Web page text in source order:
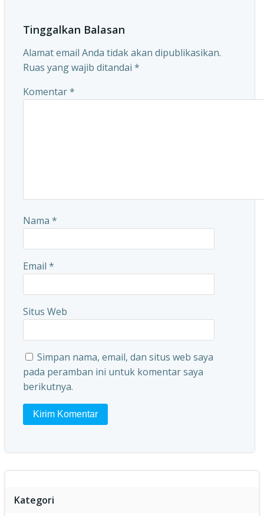
Tinggalkan Balasan
Alamat email Anda tidak akan dipublikasikan.
Ruas yang wajib ditandai *
Komentar*
Nama *
Email *
Situs Web
Simpan nama, email, dan situs web saya
pada peramban ini untuk komentar saya
berikutnya.
Kategori